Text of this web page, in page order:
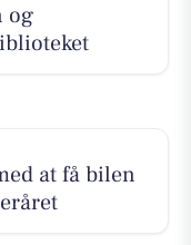
og
at få bilen